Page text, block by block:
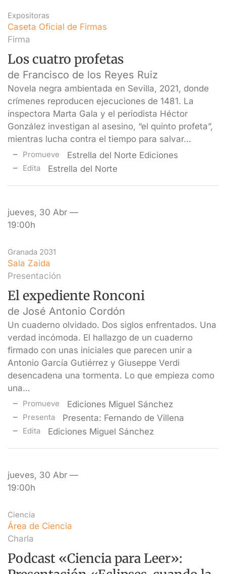
Expositoras
Caseta Oficial de Firmas
Firma
Los cuatro profetas
de Francisco de los Reyes Ruiz
Novela negra ambientada en Sevilla, 2021, donde
crímenes reproducen ejecuciones de 1481. La
inspectora Marta Gala y el periodista Héctor
González investigan al asesino, “el quinto profeta”,
mientras lucha contra el tiempo para salvar…
Promueve Estrella del Norte Ediciones
Edita Estrella del Norte
jueves, 30 Abr —
19:00h
Granada 2031
Sala Zaida
Presentación
El expediente Ronconi
de José Antonio Cordón
Un cuaderno olvidado. Dos siglos enfrentados. Una
verdad incómoda. El hallazgo de un cuaderno
firmado con unas iniciales que parecen unir a
Antonio García Gutiérrez y Giuseppe Verdi
desencadena una tormenta. Lo que empieza como
una…
Promueve Ediciones Miguel Sánchez
Presenta Presenta: Fernando de Villena
Edita Ediciones Miguel Sánchez
jueves, 30 Abr —
19:00h
Ciencia
Área de Ciencia
Charla
Podcast «Ciencia para Leer»: